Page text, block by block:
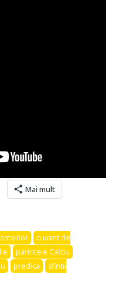
Mai mult
cuvant de
parintele Calciu
predica
sfintii